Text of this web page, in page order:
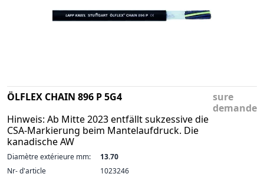
ÖLFLEX CHAIN 896 P 5G4
Hinweis: Ab Mitte 2023 entfällt sukzessive die
CSA-Markierung beim Mantelaufdruck. Die
kanadische AW
sure
demande
Diamètre extérieure mm:
13.70
Nr- d'article
1023246